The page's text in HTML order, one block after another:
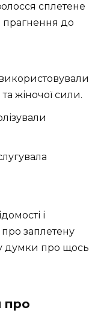
сплетене
прагнення до
жіночої сили.
і
заплетену
думки про щось
про